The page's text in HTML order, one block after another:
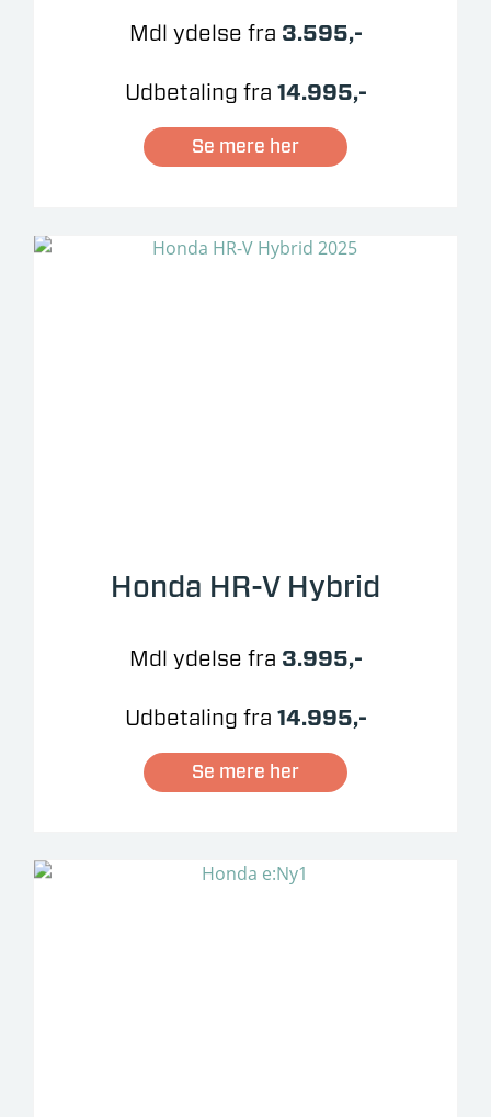
Mdl ydelse fra 3.595,-
Udbetaling fra 14.995,-
Se mere her
Honda HR-V Hybrid
Mdl ydelse fra 3.995,-
Udbetaling fra 14.995,-
Se mere her